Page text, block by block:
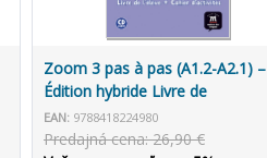
Zoom 3 pas à pas (A1.2-A2.1) –
Édition hybride Livre de
l'élève/Cahier d'exercices +
Espacevirtuel (12 mois)
EAN: 9788418224980
Predajná cena: 26,90 €